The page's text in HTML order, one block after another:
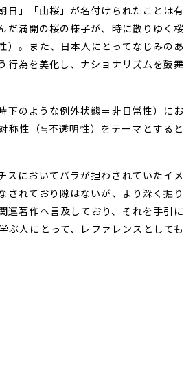
日」「山桜」が名付けられたことは有
だ満開の桜の様子が、時に散りゆく桜
）。また、日本人にとってなじみのあ
行為を美化し、ナショナリズムを鼓舞
のような例外状態＝非日常性）にお
称性（≒不透明性）をテーマとすると
においてバラが担わされていたイメ
されており隙はないが、より深く掘り
連著作へ言及しており、それを手引に
ぶ人にとって、レファレンスとしても